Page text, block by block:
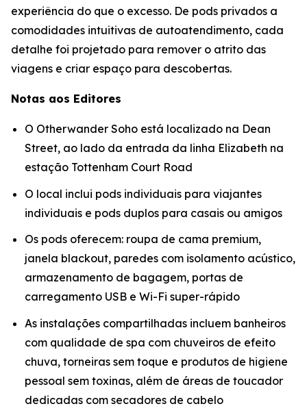
experiência do que o excesso. De pods privados a
comodidades intuitivas de autoatendimento, cada
detalhe foi projetado para remover o atrito das
viagens e criar espaço para descobertas.
Notas aos Editores
O Otherwander Soho está localizado na Dean
Street, ao lado da entrada da linha Elizabeth na
estação Tottenham Court Road
O local inclui pods individuais para viajantes
individuais e pods duplos para casais ou amigos
Os pods oferecem: roupa de cama premium,
janela blackout, paredes com isolamento acústico,
armazenamento de bagagem, portas de
carregamento USB e Wi-Fi super-rápido
As instalações compartilhadas incluem banheiros
com qualidade de spa com chuveiros de efeito
chuva, torneiras sem toque e produtos de higiene
pessoal sem toxinas, além de áreas de toucador
dedicadas com secadores de cabelo